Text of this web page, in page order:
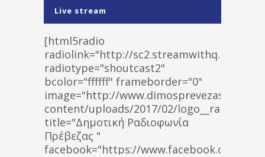
Live stream
[html5radio
radiolink="http://
radiotype="shoutcast2"
bcolor="ffffff" frameborder="0"
image="http://www.dimosprevezas.gr/wp-
content/uploads/2017/02/
title="Δημοτική Ραδιοφωνία
Πρέβεζας "
facebook="https://www.facebook.com/